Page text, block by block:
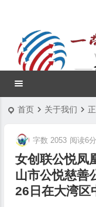
首页 关于我们
女创联公悦凤
山市公悦慈善
26日在大湾区
字数 2053 阅读6